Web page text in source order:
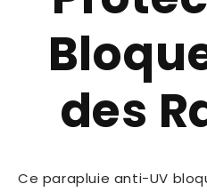
des
Ce parapluie anti-UV